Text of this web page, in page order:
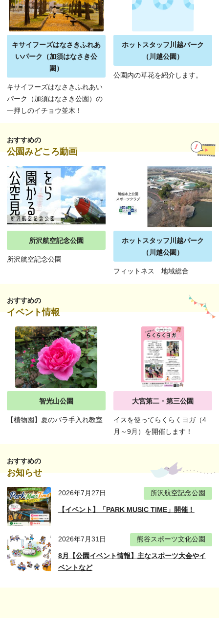
キサイフーズはなさきふれあ
いパーク（加須はなさき公
園）
キサイフーズはなさきふれあい
パーク（加須はなさき公園）の
一押しのイチョウ並木！
ホットスタッフ川越パーク
（川越公園）
公園内の草花を紹介します。
おすすめの
公園みどころ動画
所沢航空記念公園
所沢航空記念公園
ホットスタッフ川越パーク
（川越公園）
フィットネス 地域総合
おすすめの
イベント情報
智光山公園
【植物園】夏のバラ手入れ教室
大宮第二・第三公園
イスを使ってらくらくヨガ（4
月～9月）を開催します！
おすすめの
お知らせ
2026年7月27日 所沢航空記念公園
【イベント】「PARK MUSIC TIME」開催！
2026年7月31日 熊谷スポーツ文化公園
8月【公園イベント情報】主なスポーツ大会やイ
ベントなど